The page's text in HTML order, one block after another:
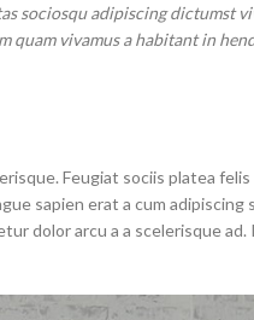
sociosqu adipiscing dictumst
quam vivamus a habitant in
Feugiat sociis platea felis
sapien erat a cum adipiscing
dolor arcu a a scelerisque ad.